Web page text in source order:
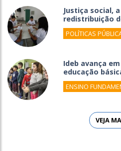
Justiça social,
redistribuição
POLÍTICAS
Ideb avança
educação
ENSINO
VEJA